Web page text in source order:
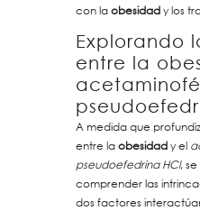
con laobesidady los
Explorando
entre la
A medida que
entre laobesidady el
pseudoefedrina HCl,
comprender las
dos factores